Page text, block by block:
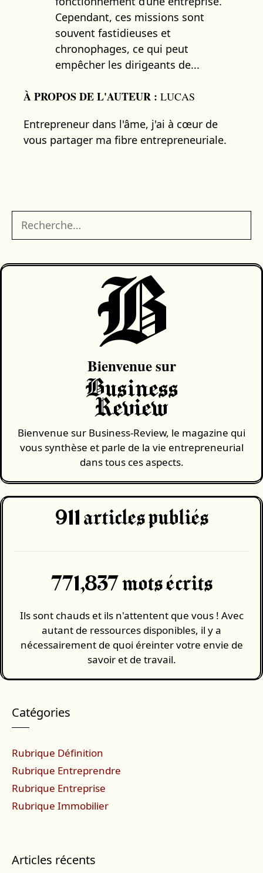
Cependant, ces missions sont
souvent fastidieuses et
chronophages, ce qui peut
empêcher les dirigeants de...
À PROPOS DE L'AUTEUR : LUCAS
Entrepreneur dans l'âme, j'ai à cœur de
vous partager ma fibre entrepreneuriale.
Rechercher :
B
Bienvenue sur
Business
Review
Bienvenue sur Business-Review, le magazine qui
vous synthèse et parle de la vie entrepreneurial
dans tous ces aspects.
911 articles publiés
771,837 mots écrits
Ils sont chauds et ils n'attentent que vous ! Avec
autant de ressources disponibles, il y a
nécessairement de quoi éreinter votre envie de
savoir et de travail.
Catégories
Rubrique Définition
Rubrique Entreprendre
Rubrique Entreprise
Rubrique Immobilier
Articles récents